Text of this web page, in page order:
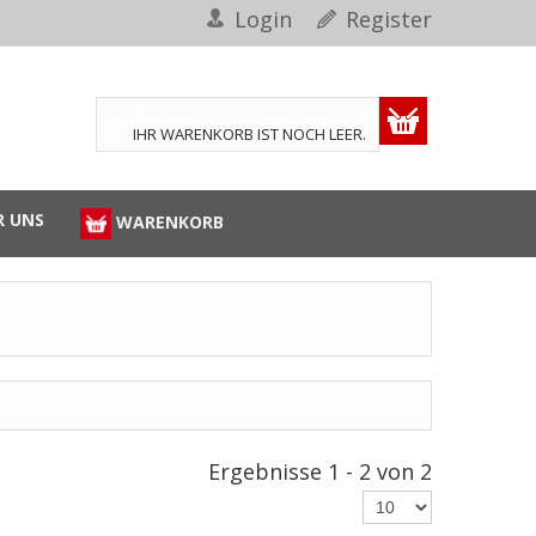
Login Register
IHR WARENKORB IST NOCH LEER.
UNS WARENKORB
Ergebnisse 1 - 2 von 2